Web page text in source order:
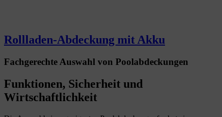
Rollladen-Abdeckung mit Akku
Fachgerechte Auswahl von Poolabdeckungen
Funktionen, Sicherheit und
Wirtschaftlichkeit